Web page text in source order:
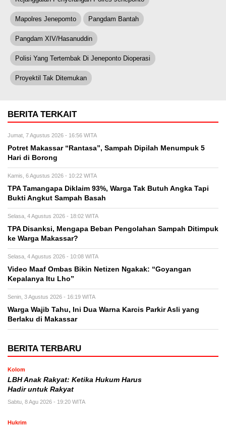
Mapolres Jenepomto Pangdam Bantah
Pangdam XIV/Hasanuddin
Polisi Yang Tertembak Di Jeneponto Dioperasi
Proyektil Tak Ditemukan
BERITA TERKAIT
Jumat, 7 Agustus 2026 - 16:56 WITA
Potret Makassar “Rantasa”, Sampah Dipilah Menumpuk 5
Hari di Borong
Kamis, 6 Agustus 2026 - 10:22 WITA
TPA Tamangapa Diklaim 93%, Warga Tak Butuh Angka Tapi
Bukti Angkut Sampah Basah
Selasa, 4 Agustus 2026 - 18:02 WITA
TPA Disanksi, Mengapa Beban Pengolahan Sampah Ditimpuk
ke Warga Makassar?
Selasa, 4 Agustus 2026 - 10:08 WITA
Video Maaf Ombas Bikin Netizen Ngakak: “Goyangan
Kepalanya Itu Lho”
Senin, 3 Agustus 2026 - 16:19 WITA
Warga Wajib Tahu, Ini Dua Warna Karcis Parkir Asli yang
Berlaku di Makassar
BERITA TERBARU
Kolom
LBH Anak Rakyat: Ketika Hukum Harus
Hadir untuk Rakyat
Sabtu, 8 Agu 2026 - 19:20 WITA
Hukrim